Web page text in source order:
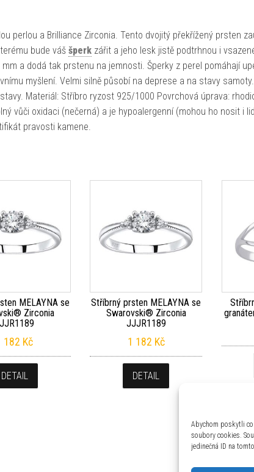
Abychom poskytli
soubory cookies.
jedinečná ID na
perlou a Brilliance Zirconia. Tento dvojitý překřížený prsten
bude váš šperk zářit a jeho lesk jistě podtrhnou i
a dodá tak prstenu na jemnosti. Šperky z perel pomáhají
myšlení. Velmi silně působí na deprese a na stavy
Materiál: Stříbro ryzost 925/1000 Povrchová úprava:
vůči oxidaci (nečerná) a je hypoalergenní (mohou ho nosit i
pravosti kamene.
MELAYNA se
Zirconia
182 Kč
DETAIL
Stříbrný prsten MELAYNA se
Swarovski® Zirconia
JJJR1189
1 182 Kč
DETAIL